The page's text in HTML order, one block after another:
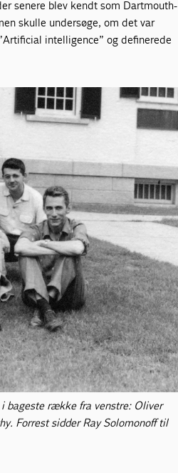
senere blev kendt som Dartmouth-
skulle undersøge, om det var
intelligence” og definerede
bageste række fra venstre: Oliver
Forrest sidder Ray Solomonoff til